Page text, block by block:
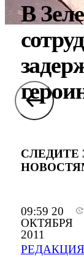
09:59 20
ОКТЯБРЯ
2011
В
СЛЕДИТЕ